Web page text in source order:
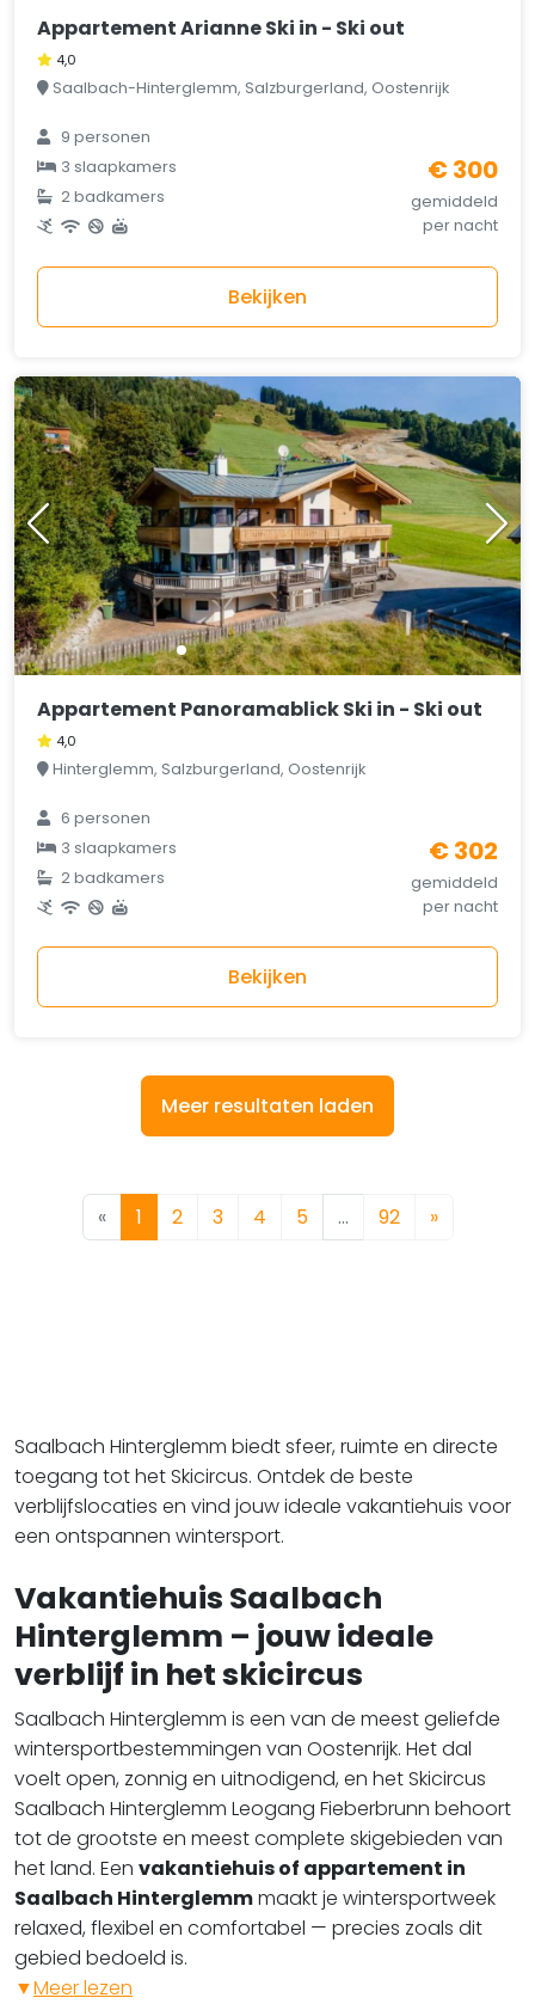
Appartement Arianne Ski in - Ski out
4,0
Saalbach-Hinterglemm, Salzburgerland, Oostenrijk
9 personen
3 slaapkamers
2 badkamers
€ 300
gemiddeld
per nacht
Bekijken
Appartement Panoramablick Ski in - Ski out
4,0
Hinterglemm, Salzburgerland, Oostenrijk
6 personen
3 slaapkamers
2 badkamers
€ 302
gemiddeld
per nacht
Bekijken
Meer resultaten laden
« 1 2 3 4 5 … 92 »
Saalbach Hinterglemm biedt sfeer, ruimte en directe
toegang tot het Skicircus. Ontdek de beste
verblijfslocaties en vind jouw ideale vakantiehuis voor
een ontspannen wintersport.
Vakantiehuis Saalbach
Hinterglemm – jouw ideale
verblijf in het skicircus
Saalbach Hinterglemm is een van de meest geliefde
wintersportbestemmingen van Oostenrijk. Het dal
voelt open, zonnig en uitnodigend, en het Skicircus
Saalbach Hinterglemm Leogang Fieberbrunn behoort
tot de grootste en meest complete skigebieden van
het land. Een vakantiehuis of appartement in
Saalbach Hinterglemmmaakt je wintersportweek
relaxed, flexibel en comfortabel — precies zoals dit
gebied bedoeld is. ​​​​​​​
▼Meer lezen